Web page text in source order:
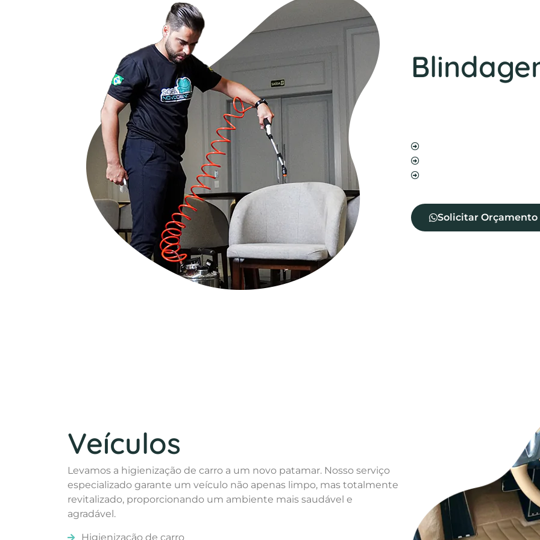
Solicitar Orçamento
Veículos
Levamos a higienização de carro a um novo patamar. Nosso serviço
especializado garante um veículo não apenas limpo, mas totalmente
revitalizado, proporcionando um ambiente mais saudável e
agradável.
Higienização de carro